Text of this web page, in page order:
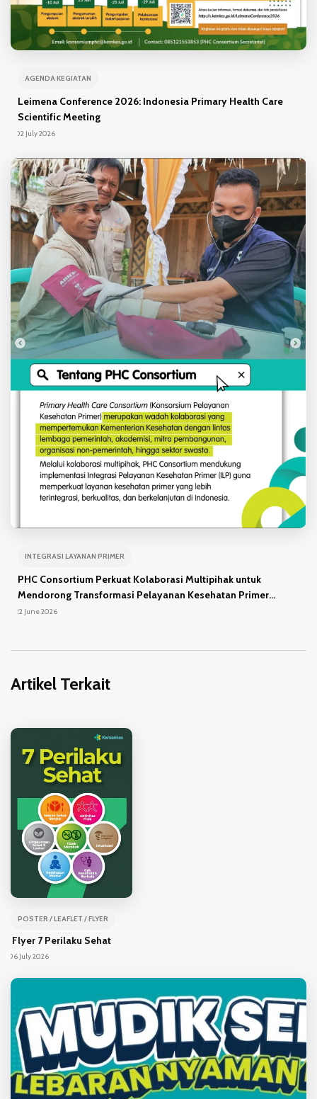
AGENDA KEGIATAN
Leimena Conference 2026: Indonesia Primary Health Care
Scientific Meeting
02 July 2026
INTEGRASI LAYANAN PRIMER
PHC Consortium Perkuat Kolaborasi Multipihak untuk
Mendorong Transformasi Pelayanan Kesehatan Primer...
22 June 2026
Artikel Terkait
POSTER / LEAFLET / FLYER
Flyer 7 Perilaku Sehat
06 July 2026